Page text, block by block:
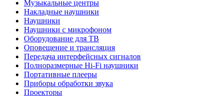
Музыкальные центры
Накладные наушники
Наушники
Наушники с микрофоном
Оборудование для ТВ
Оповещение и трансляция
Передача интерфейсных сигналов
Полноразмерные Hi-Fi наушники
Портативные плееры
Приборы обработки звука
Проекторы